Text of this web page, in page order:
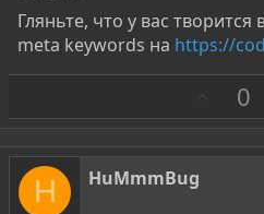
Гляньте, что у вас
meta keywords на https://
а
0
H HuMmmBug